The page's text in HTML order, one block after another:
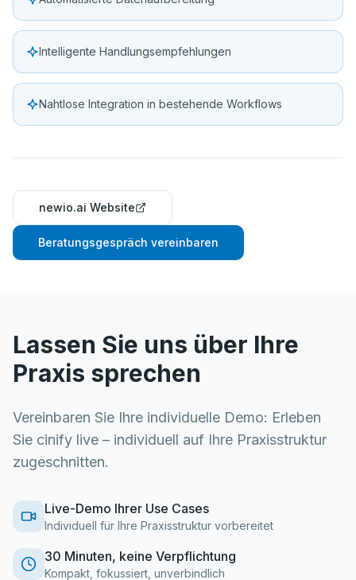
Intelligente Handlungsempfehlungen
Nahtlose Integration in bestehende Workflows
newio.ai Website
Beratungsgespräch vereinbaren
Lassen Sie uns über Ihre
Praxis sprechen
Vereinbaren Sie Ihre individuelle Demo: Erleben
Sie cinify live – individuell auf Ihre Praxisstruktur
zugeschnitten.
Live-Demo Ihrer Use Cases
Individuell für Ihre Praxisstruktur vorbereitet
30 Minuten, keine Verpflichtung
Kompakt, fokussiert, unverbindlich